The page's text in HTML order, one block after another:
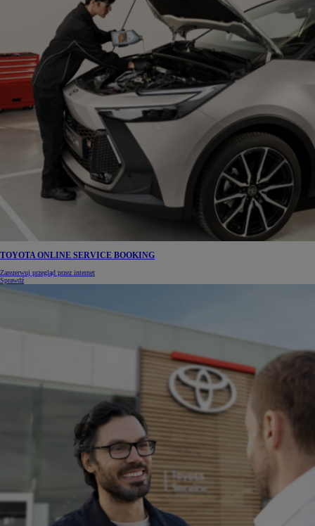
TOYOTA ONLINE SERVICE BOOKING
Zarezerwuj przegląd przez internet
Sprawdź